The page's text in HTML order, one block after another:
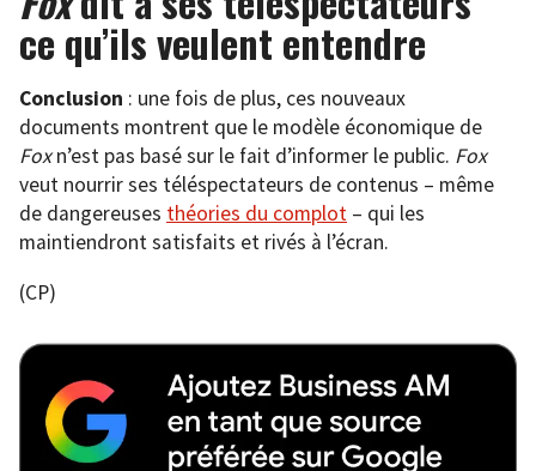
ce qu’ils veulent entendre
Conclusion : une fois de plus, ces nouveaux
documents montrent que le modèle économique de
Foxn’est pas basé sur le fait d’informer le public. Fox
veut nourrir ses téléspectateurs de contenus – même
de dangereuses théories du complot – qui les
maintiendront satisfaits et rivés à l’écran.
(CP)